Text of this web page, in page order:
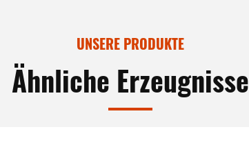
UNSERE PRODUKTE
Ähnliche Erzeugnisse